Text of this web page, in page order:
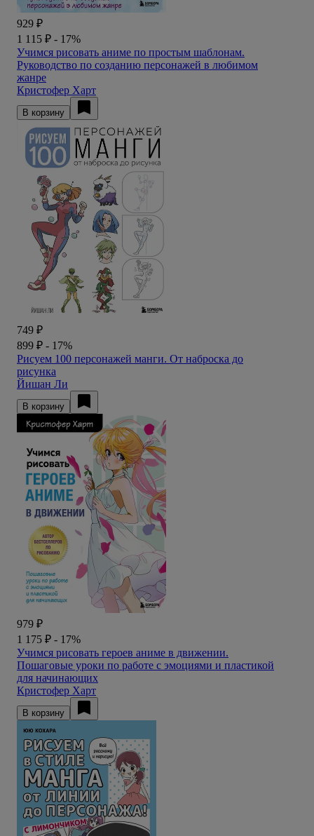
929 ₽
1 115 ₽ - 17%
Учимся рисовать аниме по простым шаблонам.
Руководство по созданию персонажей в любимом
жанре
Кристофер Харт
В корзину
749 ₽
899 ₽ - 17%
Рисуем 100 персонажей манги. От наброска до
рисунка
Йишан Ли
В корзину
979 ₽
1 175 ₽ - 17%
Учимся рисовать героев аниме в движении.
Пошаговые уроки по работе с эмоциями и пластикой
для начинающих
Кристофер Харт
В корзину